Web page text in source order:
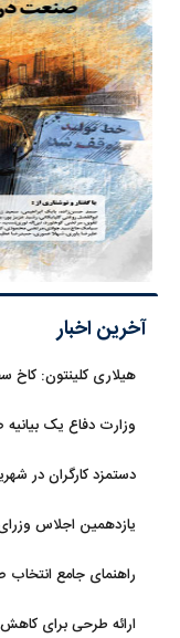
آخرین اخبار
هیلاری کلینتون: کاخ
وزارت دفاع یک
دستمزد کارگران در
یازدهمین اجلاس
راهنمای جامع انتخاب
ارائه طرحی برای